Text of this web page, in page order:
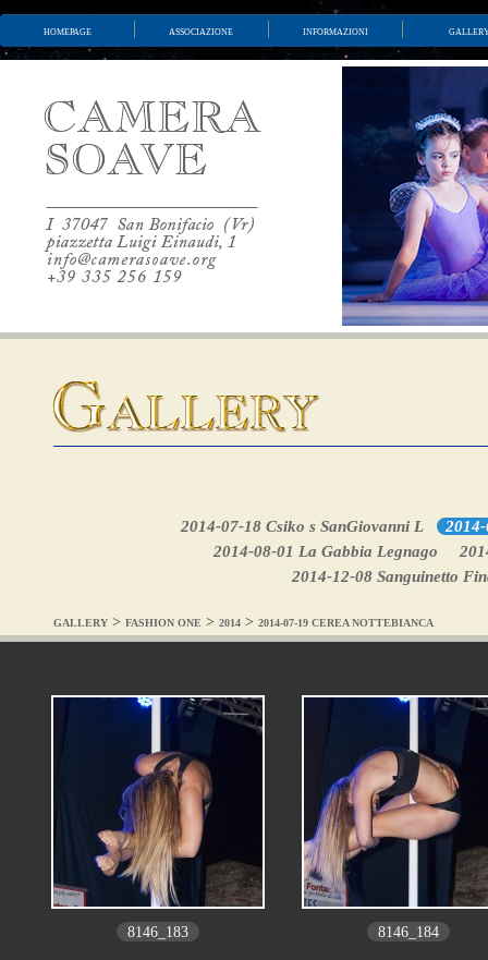
homepage associazione informazioni
2014-07-18 Csiko s SanGiovanni L
2014-08-01 La Gabbia Legnago
2014-12-08 Sanguinetto
GALLERY > FASHION ONE > 2014 > 2014-07-19 CEREA NOTTEBIANCA
8146_183 8146_184